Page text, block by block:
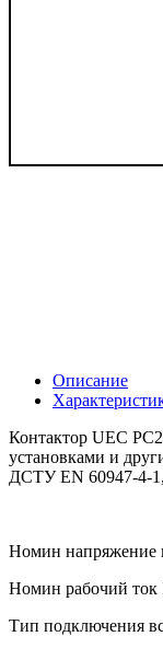
Описание
Контактор UEC
установками и
ДСТУ EN 60947-4-
Номин напряжение
Номин рабочий ток
Тип подключения